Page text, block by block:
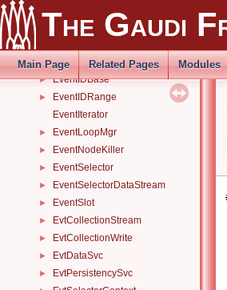
The Gaudi
Main Page Related Pages Modules
EventContext
► EventCounter
► EventIDBase
►
EventIDRange
EventIterator
► EventLoopMgr
► EventNodeKiller
► EventSelector
► EventSelectorDataStream
► EventSlot
► EvtCollectionStream
► EvtCollectionWrite
► EvtDataSvc
► EvtPersistencySvc